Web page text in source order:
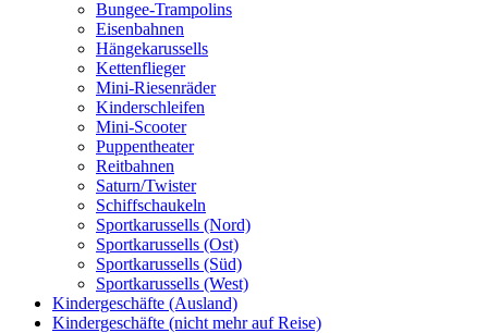
Bungee-Trampolins
Eisenbahnen
Hängekarussells
Kettenflieger
Mini-Riesenräder
Kinderschleifen
Mini-Scooter
Puppentheater
Reitbahnen
Saturn/Twister
Schiffschaukeln
Sportkarussells (Nord)
Sportkarussells (Ost)
Sportkarussells (Süd)
Sportkarussells (West)
Kindergeschäfte (Ausland)
Kindergeschäfte (nicht mehr auf Reise)